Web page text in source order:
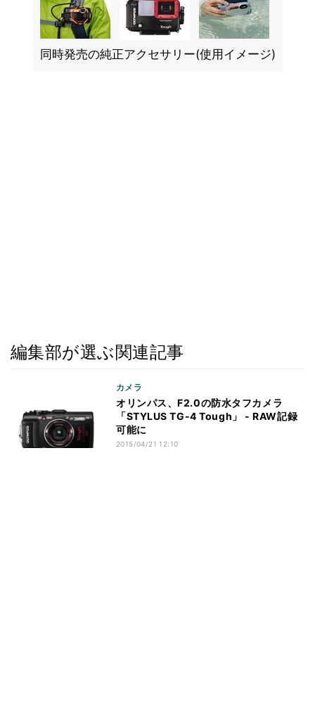
同時発売の純正アクセサリー(使用イメージ)
編集部が選ぶ関連記事
カメラ
オリンパス、F2.0の防水タフカメラ
「STYLUS TG-4 Tough」 - RAW記録
可能に
2015/04/21 12:10